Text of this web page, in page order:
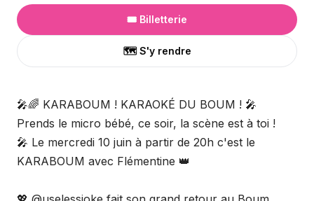
🎟️ Billetterie
🗺️ S'y rendre
🎤🌈 KARABOUM ! KARAOKÉ DU BOUM ! 🎤
Prends le micro bébé, ce soir, la scène est à toi !
🎤 Le mercredi 10 juin à partir de 20h c'est le
KARABOUM avec Flémentine 👑